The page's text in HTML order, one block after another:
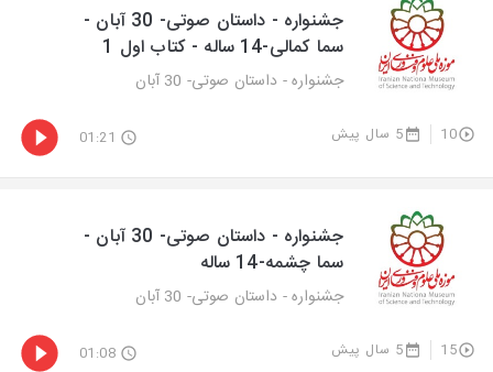
جشنواره - داستان صوتی- 30 آبان -
سما کمالی-14 ساله - کتاب اول 1
جشنواره - داستان صوتی- 30 آبان
10 5 سال پیش 01:21
جشنواره - داستان صوتی- 30 آبان -
سما چشمه-14 ساله
جشنواره - داستان صوتی- 30 آبان
15 5 سال پیش 01:08